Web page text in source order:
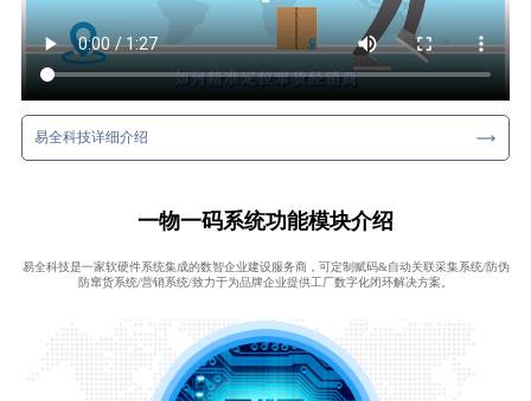
易全科技详细介绍
一物一码系统功能模块介绍
易全科技是一家软硬件系统集成的数智企业建设服务商，可定制赋码&自动关联采集系统/防伪
防窜货系统/营销系统/致力于为品牌企业提供工厂数字化闭环解决方案。